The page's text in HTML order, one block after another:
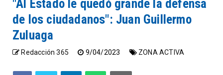
"Al Estado le quedó grande la defensa
de los ciudadanos": Juan Guillermo
Zuluaga
Redacción 365 9/04/2023 ZONA ACTIVA